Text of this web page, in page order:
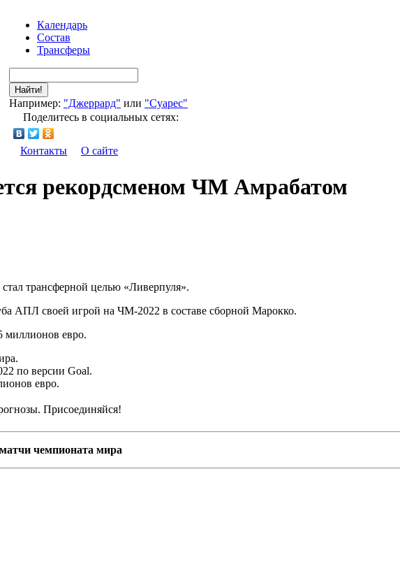
Календарь
Состав
Трансферы
Найти!
Например: "Джеррард" или "Суарес"
Поделитесь в социальных сетях:
Контакты О сайте
рекордсменом ЧМ Амрабатом
трансферной целью «Ливерпуля».
АПЛ своей игрой на ЧМ-2022 в составе сборной Марокко.
миллионов евро.
по версии Goal.
евро.
Присоединяйся!
чемпионата мира